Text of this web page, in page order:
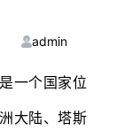
admin
一个国家位
大陆、塔斯